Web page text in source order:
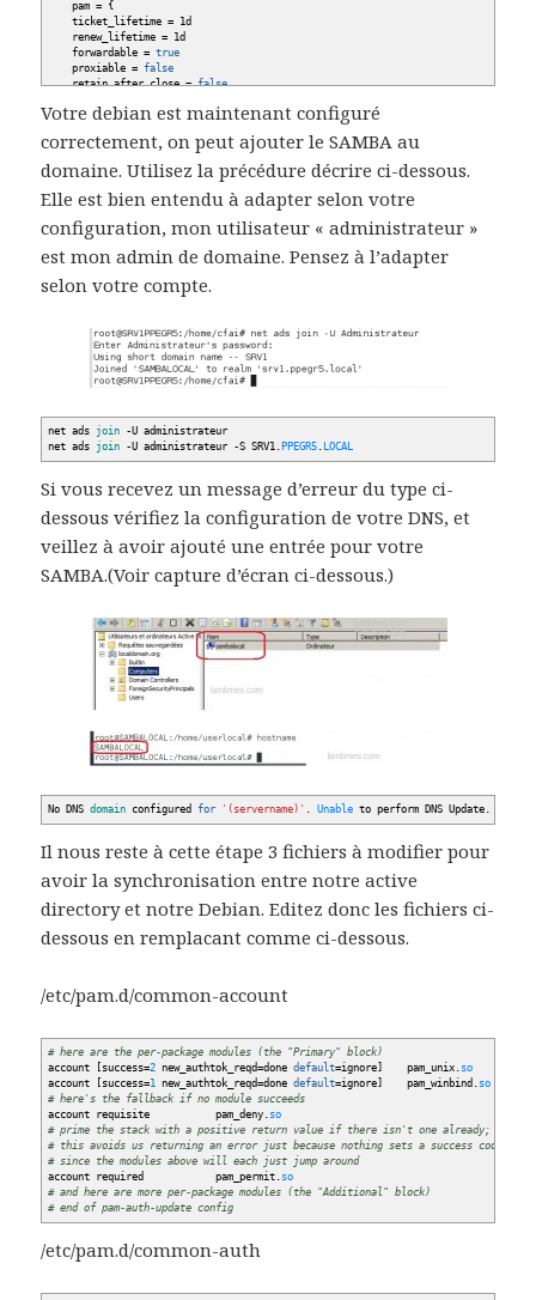
pam = {
ticket_lifetime = 1d
renew_lifetime = 1d
forwardable =true
proxiable =false
retain_after_close =false
debug =false
[ logging
default= FILE:/var/ log/ krb5libs.log
kdc = FILE:
log kdc.
log
admin_server = FILE:/var/log /kadmin. log
Votre debian est maintenant configuré
correctement, on peut ajouter le SAMBA au
domaine. Utilisez la précédure décrire ci-dessous.
Elle est bien entendu à adapter selon votre
configuration, mon utilisateur « administrateur »
est mon admin de domaine. Pensez à l’adapter
selon votre compte.
net ads join -U administrateur
net ads join -U administrateur -S SRV1. PPEGR5 . LOCAL
Si vous recevez un message d’erreur du type ci-
dessous vérifiez la configuration de votre DNS, et
veillez à avoir ajouté une entrée pour votre
SAMBA.(Voir capture d’écran ci-dessous.)
No DNSdomain configuredfor '(servername)' .Unable to perform DNS Update.
Il nous reste à cette étape 3 fichiers à modifier pour
avoir la synchronisation entre notre active
directory et notre Debian. Editez donc les fichiers ci-
dessous en remplacant comme ci-dessous.
/etc/pam.d/common-account
# here are the per-package modules (the "Primary" block)
account
[ success=2 new_authtok_reqd=donedefault=ignore] pam_unix. so
account
[ success=1 new_authtok_reqd=donedefault=ignore] pam_winbind. so
# here's the fallback if no module succeeds
account requisite pam_deny. so
# prime the stack with a positive return value if there isn't one already;
# this avoids us returning an error just because nothing sets a success code
# since the modules above will each just jump around
account required pam_permit. so
# and here are more per-package modules (the "Additional" block)
# end of pam-auth-update config
/etc/pam.d/common-auth